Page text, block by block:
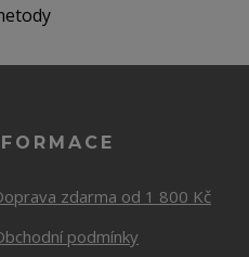
zdarma od 1 800 Kč
podmínky